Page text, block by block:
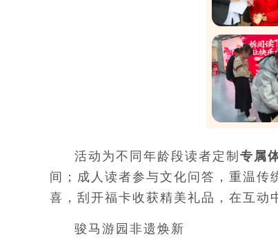
活动为不同年龄段读者定制 专属
间；成人读者参与文化问答，重温传
喜，刮开福卡收获精美礼品，在互动
骏马游园非遗焕新